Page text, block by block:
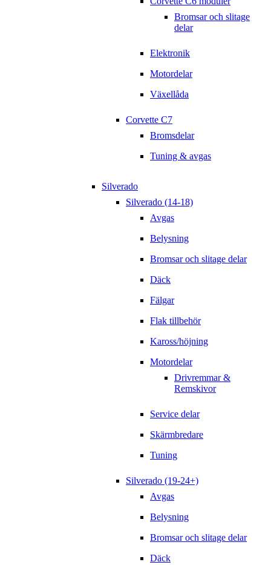
Bromsar och slitage
delar
Elektronik
Motordelar
Växellåda
Corvette C7
Bromsdelar
Tuning & avgas
Silverado
Silverado (14-18)
Avgas
Belysning
Bromsar och slitage delar
Däck
Fälgar
Flak tillbehör
Kaross/höjning
Motordelar
Drivremmar &
Remskivor
Service delar
Skärmbredare
Tuning
Silverado (19-24+)
Avgas
Belysning
Bromsar och slitage delar
Däck